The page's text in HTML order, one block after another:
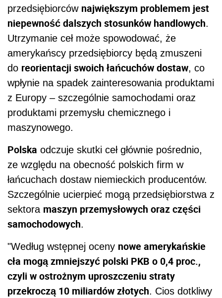
przedsiębiorców największym problemem jest
niepewność dalszych stosunków handlowych.
Utrzymanie ceł może spowodować, że
amerykańscy przedsiębiorcy będą zmuszeni
do reorientacji swoich łańcuchów dostaw, co
wpłynie na spadek zainteresowania produktami
z Europy – szczególnie samochodami oraz
produktami przemysłu chemicznego i
maszynowego.
Polska odczuje skutki ceł głównie pośrednio,
ze względu na obecność polskich firm w
łańcuchach dostaw niemieckich producentów.
Szczególnie ucierpieć mogą przedsiębiorstwa z
sektora maszyn przemysłowych oraz części
samochodowych.
"Według wstępnej oceny nowe amerykańskie
cła mogą zmniejszyć polski PKB o 0,4 proc.,
czyli w ostrożnym uproszczeniu straty
przekroczą 10 miliardów złotych. Cios dotkliwy